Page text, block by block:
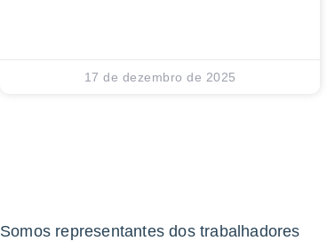
17 de dezembro de 2025
Somos representantes dos trabalhadores